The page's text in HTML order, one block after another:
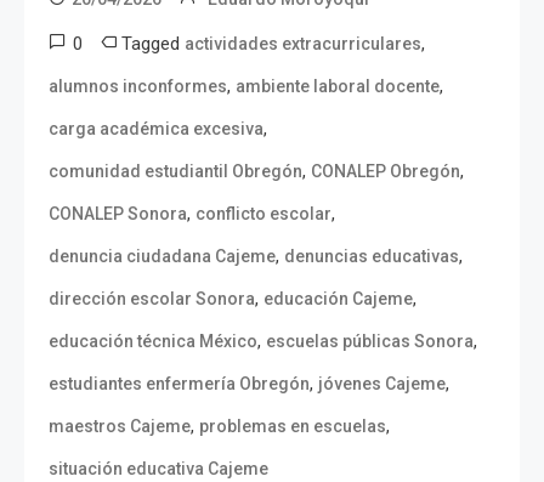
0 Tagged actividades extracurriculares,
alumnos inconformes, ambiente laboral docente,
carga académica excesiva,
comunidad estudiantil Obregón, CONALEP Obregón,
CONALEP Sonora, conflicto escolar,
denuncia ciudadana Cajeme, denuncias educativas,
dirección escolar Sonora, educación Cajeme,
educación técnica México, escuelas públicas Sonora,
estudiantes enfermería Obregón, jóvenes Cajeme,
maestros Cajeme, problemas en escuelas,
situación educativa Cajeme